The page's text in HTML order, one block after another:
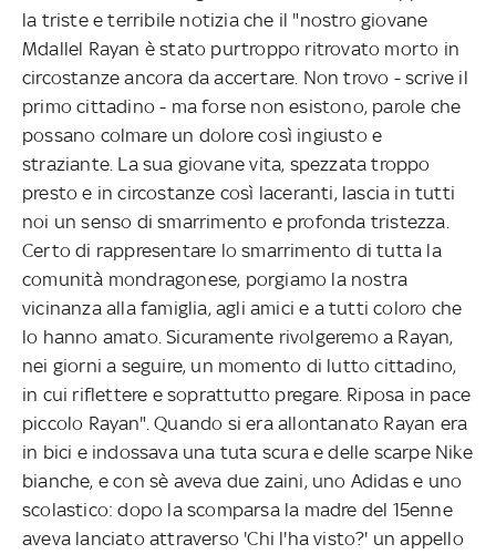
la triste e terribile notizia che il "nostro giovane
Mdallel Rayan è stato purtroppo ritrovato morto in
circostanze ancora da accertare. Non trovo - scrive il
primo cittadino - ma forse non esistono, parole che
possano colmare un dolore così ingiusto e
straziante. La sua giovane vita, spezzata troppo
presto e in circostanze così laceranti, lascia in tutti
noi un senso di smarrimento e profonda tristezza.
Certo di rappresentare lo smarrimento di tutta la
comunità mondragonese, porgiamo la nostra
vicinanza alla famiglia, agli amici e a tutti coloro che
lo hanno amato. Sicuramente rivolgeremo a Rayan,
nei giorni a seguire, un momento di lutto cittadino,
in cui riflettere e soprattutto pregare. Riposa in pace
piccolo Rayan". Quando si era allontanato Rayan era
in bici e indossava una tuta scura e delle scarpe Nike
bianche, e con sè aveva due zaini, uno Adidas e uno
scolastico: dopo la scomparsa la madre del 15enne
aveva lanciato attraverso 'Chi l'ha visto?' un appello